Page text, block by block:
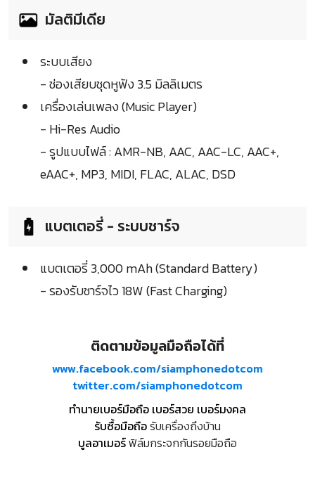
มัลติมีเดีย
ระบบเสียง
- ช่องเสียบชุดหูฟัง 3.5 มิลลิเมตร
เครื่องเล่นเพลง (Music Player)
- Hi-Res Audio
- รูปแบบไฟล์ : AMR-NB, AAC, AAC-LC, AAC+,
eAAC+, MP3, MIDI, FLAC, ALAC, DSD
แบตเตอรี่ - ระบบชาร์จ
แบตเตอรี่ 3,000 mAh (Standard Battery)
- รองรับชาร์จไว 18W (Fast Charging)
ติดตามข้อมูลมือถือได้ที่
www.facebook.com/siamphonedotcom
twitter.com/siamphonedotcom
ทำนายเบอร์มือถือ เบอร์สวย เบอร์มงคล
รับซื้อมือถือรับเครื่องถึงบ้าน
บูลอาเมอร์ฟิล์มกระจกกันรอยมือถือ